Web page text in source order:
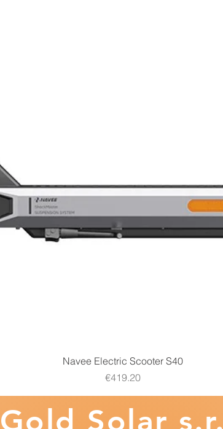
Quick View
Navee Electric Scooter S40
Price
€419.20
Gold Solar s.r.l